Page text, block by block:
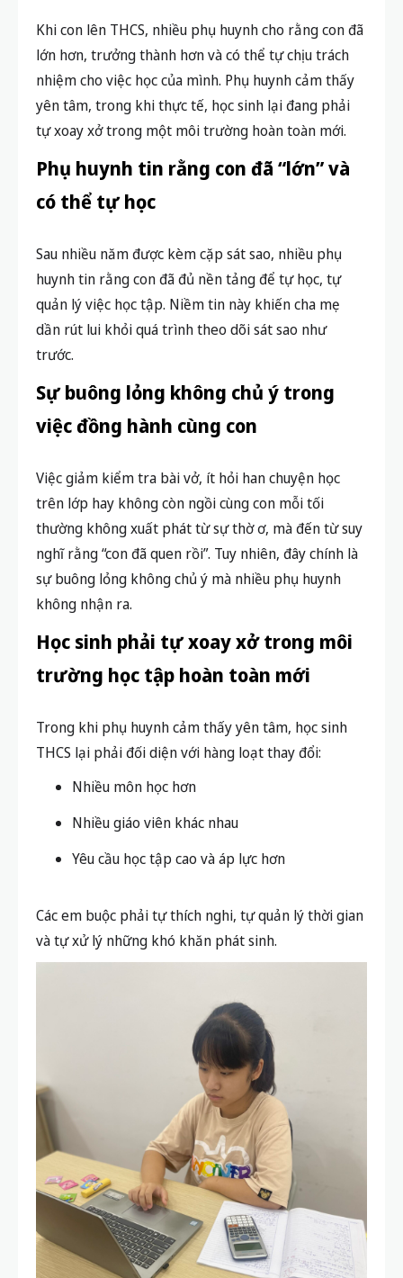
Khi con lên THCS, nhiều phụ huynh cho rằng con đã
lớn hơn, trưởng thành hơn và có thể tự chịu trách
nhiệm cho việc học của mình. Phụ huynh cảm thấy
yên tâm, trong khi thực tế, học sinh lại đang phải
tự xoay xở trong một môi trường hoàn toàn mới.
Phụ huynh tin rằng con đã “lớn” và
có thể tự học
Sau nhiều năm được kèm cặp sát sao, nhiều phụ
huynh tin rằng con đã đủ nền tảng để tự học, tự
quản lý việc học tập. Niềm tin này khiến cha mẹ
dần rút lui khỏi quá trình theo dõi sát sao như
trước.
Sự buông lỏng không chủ ý trong
việc đồng hành cùng con
Việc giảm kiểm tra bài vở, ít hỏi han chuyện học
trên lớp hay không còn ngồi cùng con mỗi tối
thường không xuất phát từ sự thờ ơ, mà đến từ suy
nghĩ rằng “con đã quen rồi”. Tuy nhiên, đây chính là
sự buông lỏng không chủ ý mà nhiều phụ huynh
không nhận ra.
Học sinh phải tự xoay xở trong môi
trường học tập hoàn toàn mới
Trong khi phụ huynh cảm thấy yên tâm, học sinh
THCS lại phải đối diện với hàng loạt thay đổi:
Nhiều môn học hơn
Nhiều giáo viên khác nhau
Yêu cầu học tập cao và áp lực hơn
Các em buộc phải tự thích nghi, tự quản lý thời gian
và tự xử lý những khó khăn phát sinh.